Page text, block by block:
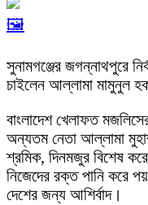
🖼️
সুনামগঞ্জের জগন্নাথপুরে
চাইলেন আল্লামা মামুনুল
বাংলাদেশ খেলাফত
অন্যতম নেতা আল্লামা
শ্রমিক, দিনমজুর বিশেষ
নিজেদের রক্ত পানি করে
দেশের জন্য আশির্বাদ।